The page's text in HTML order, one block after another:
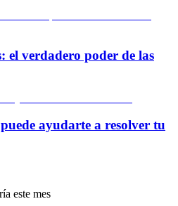
el verdadero poder de las
ayudarte a resolver tu
este mes